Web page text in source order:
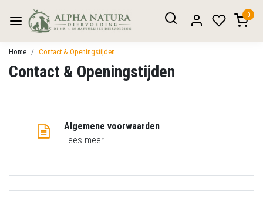
0
Home Contact & Openingstijden
Contact & Openingstijden
Algemene voorwaarden
Lees meer